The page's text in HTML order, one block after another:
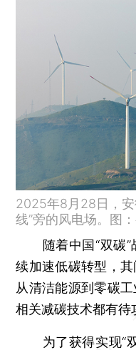
2025年8月28日，安
线”旁的风电场。图
随着中国“双碳”
续加速低碳转型，其
从清洁能源到零碳
相关减碳技术都有待
为了获得实现“双